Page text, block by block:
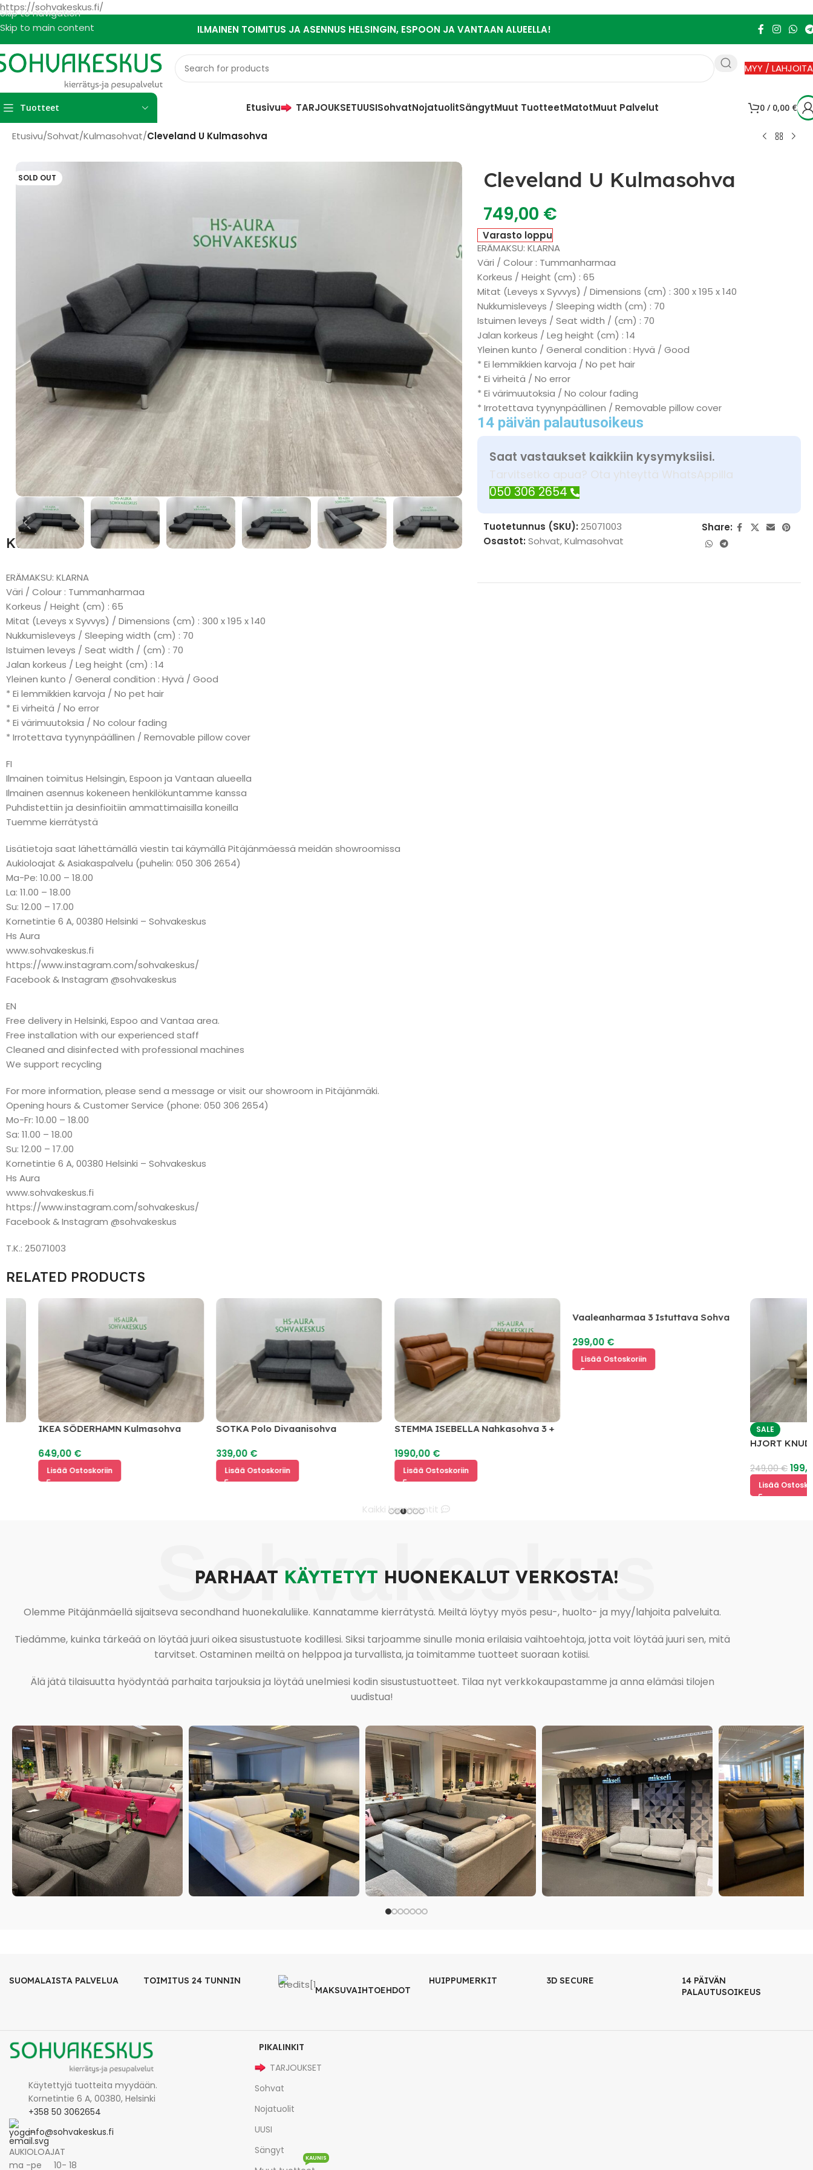
https://sohvakeskus.fi/
Skip to navigation
Skip to main content
ILMAINEN TOIMITUS JA ASENNUS HELSINGIN, ESPOON JA VANTAAN ALUEELLA!
MYY / LAHJOITA
Tuotteet Etusivu TARJOUKSETUUSISohvatNojatuolitSängytMuut TuotteetMatotMuut Palvelut 0 / 0,00 €
Etusivu/Sohvat/Kulmasohvat/Cleveland U Kulmasohva
SOLD OUT Cleveland U Kulmasohva
749,00 €
Varasto loppu
ERÄMAKSU: KLARNA
Väri / Colour : Tummanharmaa
Korkeus / Height (cm) : 65
Mitat (Leveys x Syvvys) / Dimensions (cm) : 300 x 195 x 140
Nukkumisleveys / Sleeping width (cm) : 70
Istuimen leveys / Seat width / (cm) : 70
Jalan korkeus / Leg height (cm) : 14
Yleinen kunto / General condition : Hyvä / Good
* Ei lemmikkien karvoja / No pet hair
* Ei virheitä / No error
* Ei värimuutoksia / No colour fading
* Irrotettava tyynynpäällinen / Removable pillow cover
14 päivän palautusoikeus
Saat vastaukset kaikkiin kysymyksiisi.
Tarvitsetko apua? Ota yhteyttä WhatsAppilla
050 306 2654
Tuotetunnus (SKU):25071003
Osastot: Sohvat,Kulmasohvat
Share:
Kuvaus
ERÄMAKSU: KLARNA
Väri / Colour : Tummanharmaa
Korkeus / Height (cm) : 65
Mitat (Leveys x Syvvys) / Dimensions (cm) : 300 x 195 x 140
Nukkumisleveys / Sleeping width (cm) : 70
Istuimen leveys / Seat width / (cm) : 70
Jalan korkeus / Leg height (cm) : 14
Yleinen kunto / General condition : Hyvä / Good
* Ei lemmikkien karvoja / No pet hair
* Ei virheitä / No error
* Ei värimuutoksia / No colour fading
* Irrotettava tyynynpäällinen / Removable pillow cover
FI
Ilmainen toimitus Helsingin, Espoon ja Vantaan alueella
Ilmainen asennus kokeneen henkilökuntamme kanssa
Puhdistettiin ja desinfioitiin ammattimaisilla koneilla
Tuemme kierrätystä
Lisätietoja saat lähettämällä viestin tai käymällä Pitäjänmäessä meidän showroomissa
Aukioloajat & Asiakaspalvelu (puhelin: 050 306 2654)
Ma-Pe: 10.00 – 18.00
La: 11.00 – 18.00
Su: 12.00 – 17.00
Kornetintie 6 A, 00380 Helsinki – Sohvakeskus
Hs Aura
www.sohvakeskus.fi
https://www.instagram.com/sohvakeskus/
Facebook & Instagram @sohvakeskus
EN
Free delivery in Helsinki, Espoo and Vantaa area.
Free installation with our experienced staff
Cleaned and disinfected with professional machines
We support recycling
For more information, please send a message or visit our showroom in Pitäjänmäki.
Opening hours & Customer Service (phone: 050 306 2654)
Mo-Fr: 10.00 – 18.00
Sa: 11.00 – 18.00
Su: 12.00 – 17.00
Kornetintie 6 A, 00380 Helsinki – Sohvakeskus
Hs Aura
www.sohvakeskus.fi
https://www.instagram.com/sohvakeskus/
Facebook & Instagram @sohvakeskus
T.K.: 25071003
RELATED PRODUCTS
IKEA SÖDERHAMN Kulmasohva
649,00€
Lisää Ostoskoriin
SOTKA Polo Divaanisohva
339,00€
Lisää Ostoskoriin
STEMMA ISEBELLA Nahkasohva 3 +
1990,00€
Lisää Ostoskoriin
Vaaleanharmaa 3 Istuttava Sohva
299,00€
Lisää Ostoskoriin
HJORT KNUDSEN
249,00€ 199,00€
Lisää Ostoskoriin
Kaikki kommentit
Sohvakeskus
PARHAAT KÄYTETYT HUONEKALUT VERKOSTA!
Olemme Pitäjänmäellä sijaitseva secondhand huonekaluliike. Kannatamme kierrätystä. Meiltä löytyy myös pesu-, huolto- ja myy/lahjoita palveluita.
Tiedämme, kuinka tärkeää on löytää juuri oikea sisustustuote kodillesi. Siksi tarjoamme sinulle monia erilaisia vaihtoehtoja, jotta voit löytää juuri sen, mitä
tarvitset. Ostaminen meiltä on helppoa ja turvallista, ja toimitamme tuotteet suoraan kotiisi.
Älä jätä tilaisuutta hyödyntää parhaita tarjouksia ja löytää unelmiesi kodin sisustustuotteet. Tilaa nyt verkkokaupastamme ja anna elämäsi tilojen
uudistua!
SUOMALAISTA PALVELUA
TOIMITUS 24 TUNNIN
MAKSUVAIHTOEHDOT
HUIPPUMERKIT 3D SECURE
14 PÄIVÄN
PALAUTUSOIKEUS
Käytettyjä tuotteita myydään.
Kornetintie 6 A, 00380, Helsinki
+358 50 3062654
info@sohvakeskus.fi
AUKIOLOAJAT
ma -pe 10- 18
PIKALINKIT
TARJOUKSET
Sohvat
Nojatuolit
UUSI
Sängyt
KAUNIS